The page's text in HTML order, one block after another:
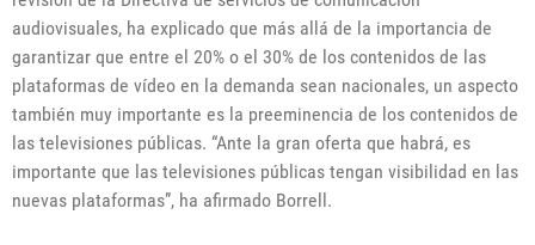
audiovisuales, ha explicado que más allá de la importancia de
garantizar que entre el 20% o el 30% de los contenidos de las
plataformas de vídeo en la demanda sean nacionales, un aspecto
también muy importante es la preeminencia de los contenidos de
las televisiones públicas. “Ante la gran oferta que habrá, es
importante que las televisiones públicas tengan visibilidad en las
nuevas plataformas”, ha afirmado Borrell.